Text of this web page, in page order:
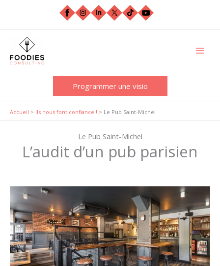
Programmer une visio
Accueil > Ils nous font confiance ! > Le Pub Saint-Michel
Le Pub Saint-Michel
L’audit d’un pub parisien